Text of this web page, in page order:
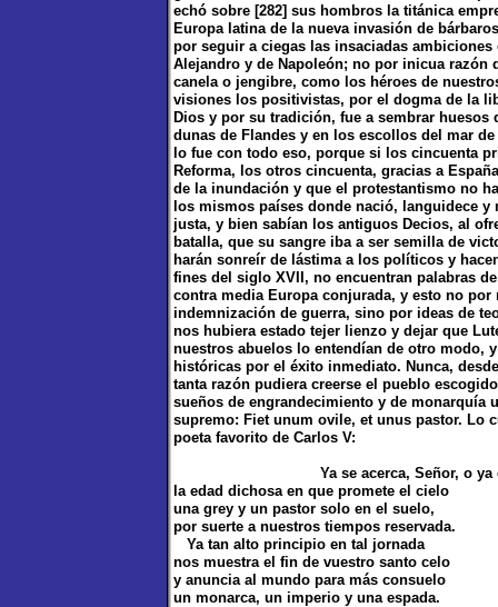
echó sobre [282] sus hombros la titánica
Europa latina de la nueva invasión de
por seguir a ciegas las insaciadas
Alejandro y de Napoleón; no por inicua razón
canela o jengibre, como los héroes de
visiones los positivistas, por el dogma de la
Dios y por su tradición, fue a sembrar
dunas de Flandes y en los escollos del mar
lo fue con todo eso, porque si los cincuenta
Reforma, los otros cincuenta, gracias a
de la inundación y que el protestantismo no
los mismos países donde nació, languidece
justa, y bien sabían los antiguos Decios, al
batalla, que su sangre iba a ser semilla de
harán sonreír de lástima a los políticos y
fines del siglo XVII, no encuentran palabras
contra media Europa conjurada, y esto no
indemnización de guerra, sino por ideas de
nos hubiera estado tejer lienzo y dejar que
nuestros abuelos lo entendían de otro modo,
históricas por el éxito inmediato. Nunca,
tanta razón pudiera creerse el pueblo
sueños de engrandecimiento y de monarquía
supremo: Fiet unum ovile, et unus pastor. Lo
poeta favorito de Carlos V:
Ya se acerca, Señor, o ya es
la edad dichosa en que promete el cielo
una grey y un pastor solo en el suelo,
por suerte a nuestros tiempos reservada.
Ya tan alto principio en tal jornada
nos muestra el fin de vuestro santo celo
y anuncia al mundo para más consuelo
un monarca, un imperio y una espada.